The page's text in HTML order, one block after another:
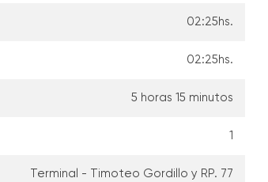
02:25hs.
02:25hs.
5 horas 15 minutos
1
Terminal - Timoteo Gordillo y RP. 77